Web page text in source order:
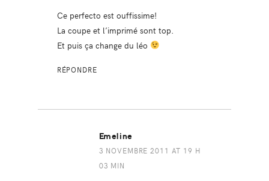
Ce perfecto est ouffissime!
La coupe et l’imprimé sont top.
Et puis ça change du léo
RÉPONDRE
Emeline
3 NOVEMBRE 2011 AT 19 H
03 MIN